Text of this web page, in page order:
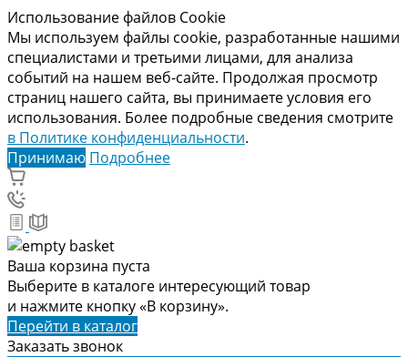
Использование файлов Cookie
Мы используем файлы cookie, разработанные нашими
специалистами и третьими лицами, для анализа
событий на нашем веб-сайте. Продолжая просмотр
страниц нашего сайта, вы принимаете условия его
использования. Более подробные сведения смотрите
в Политике конфиденциальности.
Принимаю Подробнее
Ваша корзина пуста
Выберите в каталоге интересующий товар
и нажмите кнопку «В корзину».
Перейти в каталог
Заказать звонок